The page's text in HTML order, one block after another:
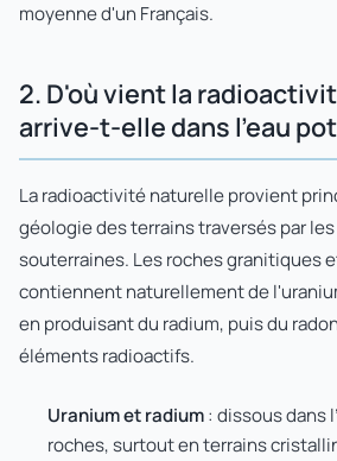
moyenne d'un Français.
2. D'où vient la
arrive-t-elle dans l'eau
La radioactivité naturelle provient
géologie des terrains traversés par
souterraines. Les roches granitiques
contiennent naturellement de
en produisant du radium, puis du
éléments radioactifs.
Uranium et radium: dissous dans
roches, surtout en terrains